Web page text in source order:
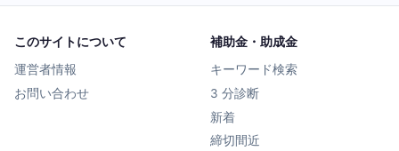
このサイトについて
運営者情報
お問い合わせ
補助金・助成金
キーワード検索
3 分診断
新着
締切間近